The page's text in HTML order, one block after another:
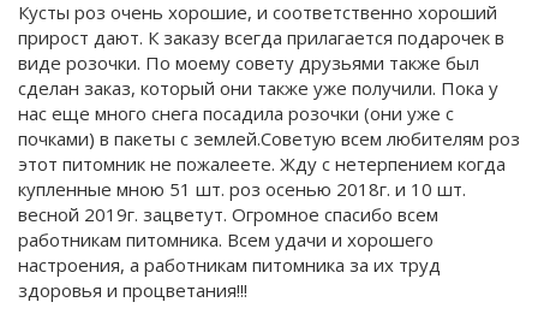
Кусты роз очень хорошие, и соответственно хороший
прирост дают. К заказу всегда прилагается подарочек в
виде розочки. По моему совету друзьями также был
сделан заказ, который они также уже получили. Пока у
нас еще много снега посадила розочки (они уже с
почками) в пакеты с землей.Советую всем любителям роз
этот питомник не пожалеете. Жду с нетерпением когда
купленные мною 51 шт. роз осенью 2018г. и 10 шт.
весной 2019г. зацветут. Огромное спасибо всем
работникам питомника. Всем удачи и хорошего
настроения, а работникам питомника за их труд
здоровья и процветания!!!